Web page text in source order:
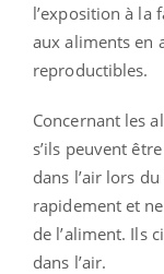
l’exposition à la
aux aliments en
reproductibles.
Concernant les
s’ils peuvent
dans l’air lors
rapidement et
de l’aliment. Ils
dans l’air.